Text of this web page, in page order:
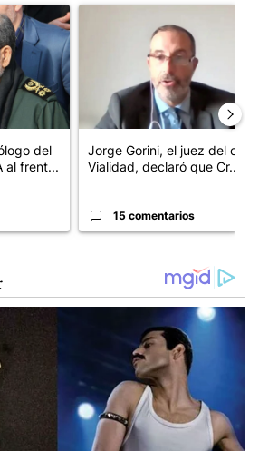
con el título "Irán nombró al ideólogo
del
al frent...
Jorge Gorini, el juez del caso
Vialidad, declaró que Cr...
15 comentarios